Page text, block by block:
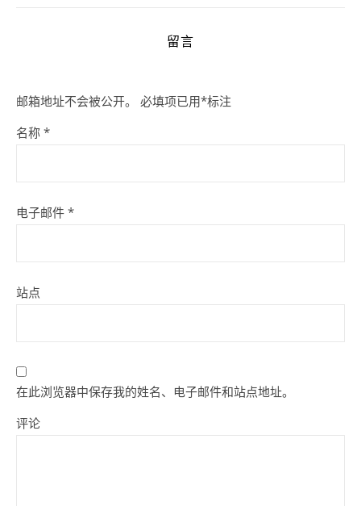
留言
邮箱地址不会被公开。 必填项已用*标注
名称 *
电子邮件 *
站点
在此浏览器中保存我的姓名、电子邮件和站点地址。
评论